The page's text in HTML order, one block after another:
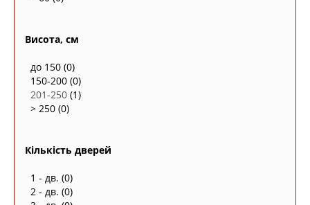
Висота, см
до 150 (0)
150-200 (0)
201-250 (1)
> 250 (0)
Кількість дверей
1 - дв. (0)
2 - дв. (0)